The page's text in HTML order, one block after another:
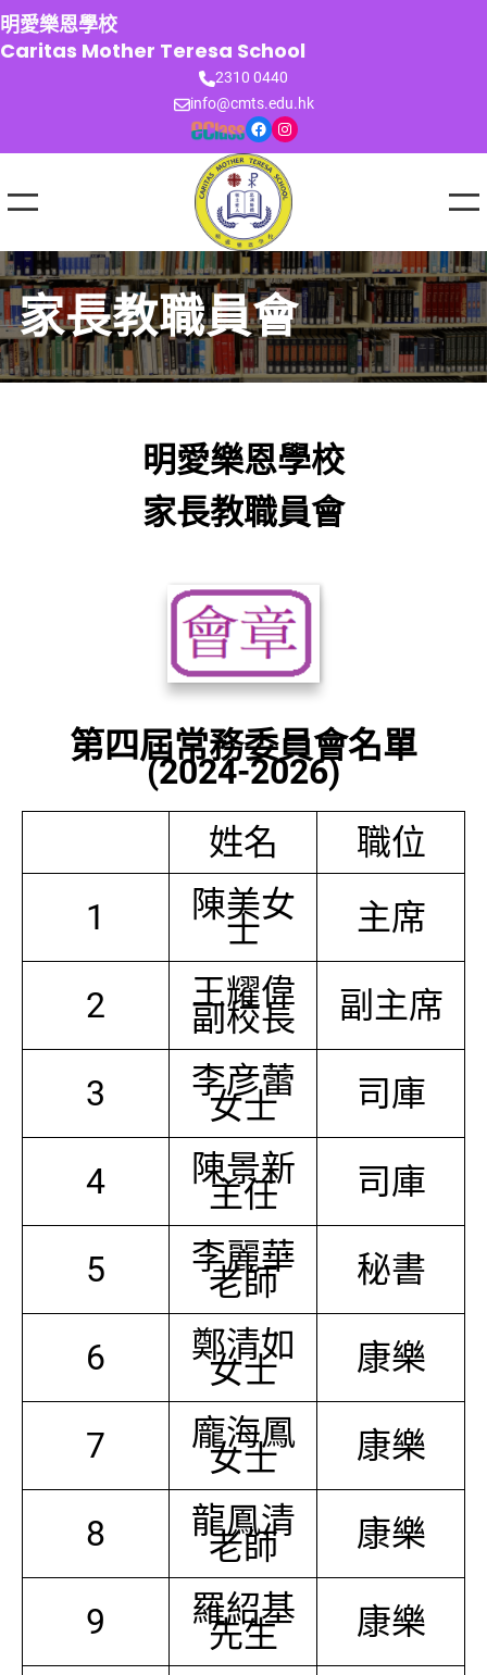
跳
至
主
明愛樂恩學校
Caritas Mother Teresa School
2310 0440
info@cmts.edu.hk
Facebook Instagram
家長教職員會
明愛樂恩學校
家長教職員會
第四屆常務委員會名單
(2024-2026)
姓名
職位
1
陳美女
士 主席
2 王耀偉
副校長 副主席
3 李彦蕾
女士 司庫
4 陳景新
主任 司庫
5 李麗華
老師 秘書
6 鄭清如
女士 康樂
7 龐海鳳
女士 康樂
8 龍鳳清
老師 康樂
9 羅紹基
先生 康樂